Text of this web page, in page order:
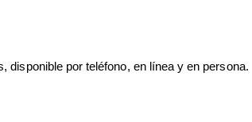
disponible por teléfono, en línea y en persona.